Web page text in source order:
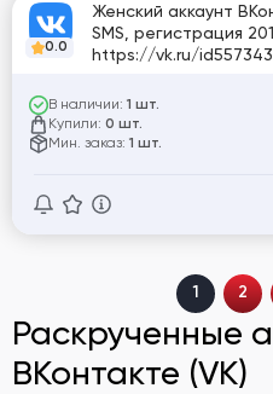
0.0
Женский аккаунт
SMS, регистрация
https://vk.ru/
В наличии: 1 шт.
Купили: 0 шт.
Мин. заказ: 1 шт.
1 2
Раскрученные
ВКонтакте (VK)